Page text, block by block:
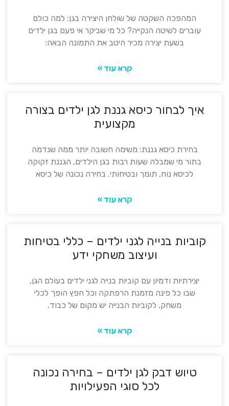
המהפכה השקטה של שולחן היצירה בגן: למה כולם
עוברים לשיטה הנקייה? כל מי שביקר אי פעם בגן ילדים
בשעת יצירה מכיר היטב את התמונה הבאה:
קרא עוד »
איך לבחור כיסא גננת לגן ילדים בצורה
מקצועית
בחירת כיסא גננת: משימה חשובה יותר ממה שנדמה
בתור מי שמבלה שעות רבות בגן הילדים, הגננת זקוקה
לכיסא נוח, תומך ובטיחותי. בחירה נכונה של כיסא
קרא עוד »
קוביות בנייה לגני ילדים – כללי בטיחות
ועיצוב משחקי ידע
יצירתיות ודמיון עם קוביות בנייה לגני ילדים בעולם הגן,
שבו כל פינה מזמנת הרפתקה וכל חפץ הופך לכלי
משחק, לקוביות הבנייה יש מקום של כבוד.
קרא עוד »
טיוש דבק לגן ילדים – בחירה נכונה
לכל סוגי הפעילויות